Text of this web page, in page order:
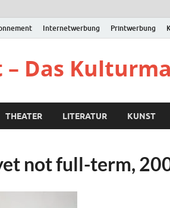
Internetwerbung Printwerbung
– Das
THEATER LITERATUR KUNST
not full-term,